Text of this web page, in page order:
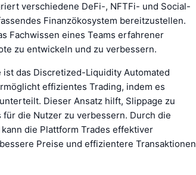
verschiedene DeFi-, NFTFi- und Social-
Finanzökosystem bereitzustellen.
Fachwissen eines Teams erfahrener
zu entwickeln und zu verbessern.
das Discretized-Liquidity Automated
effizientes Trading, indem es
Dieser Ansatz hilft, Slippage zu
die Nutzer zu verbessern. Durch die
die Plattform Trades effektiver
Preise und effizientere Transaktionen